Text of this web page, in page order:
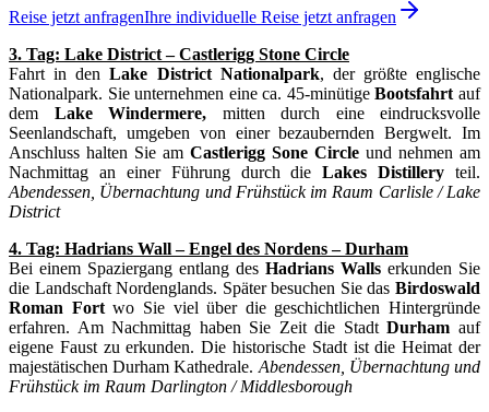
Reise jetzt anfragenIhre individuelle Reise jetzt anfragen
3. Tag: Lake District – Castlerigg Stone Circle
Fahrt in denLake District Nationalpark, der größte englische
Nationalpark. Sie unternehmen eine ca. 45-minütigeBootsfahrtauf
dem Lake Windermere, mitten durch
eine eindrucksvolle
Seenlandschaft, umgeben von einer bezaubernden Bergwelt. Im
Anschluss halten Sie am Castlerigg Sone Circle und nehmen am
Nachmittag an einer Führung durch dieLakes Distillery teil.
Abendessen, Übernachtung und Frühstück im Raum Carlisle / Lake
District
4. Tag: Hadrians Wall – Engel des Nordens – Durham
Bei einem Spaziergang entlang des Hadrians Walls erkunden Sie
die Landschaft Nordenglands. Später besuchen Sie das Birdoswald
Roman Fortwo Sie viel über die geschichtlichen Hintergründe
erfahren. Am Nachmittag haben Sie Zeit die StadtDurham auf
eigene Faust zu erkunden. Die historische Stadt ist die Heimat der
majestätischen Durham Kathedrale. Abendessen, Übernachtung und
Frühstück im Raum Darlington / Middlesborough